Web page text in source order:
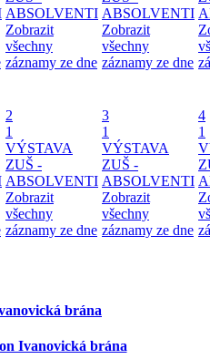
ABSOLVENTI
Zobrazit
všechny
záznamy ze dne
ABSOLVENTI
Zobrazit
všechny
záznamy ze dne
2
1
VÝSTAVA
ZUŠ -
ABSOLVENTI
Zobrazit
všechny
záznamy ze dne
3
1
VÝSTAVA
ZUŠ -
ABSOLVENTI
Zobrazit
všechny
záznamy ze dne
4
1
brána